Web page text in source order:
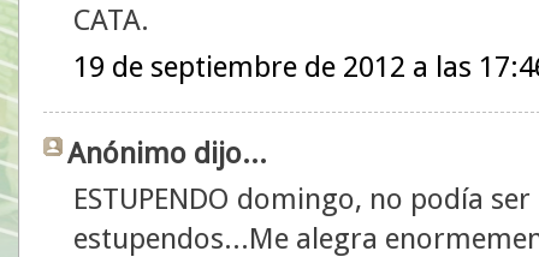
CATA.
19 de septiembre de 2012 a las
Anónimo dijo...
ESTUPENDO domingo, no podía
estupendos...Me alegra